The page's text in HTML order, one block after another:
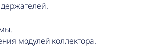
модулей коллектора.